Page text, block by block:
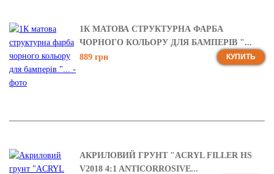
1К МАТОВА СТРУКТУРНА ФАРБА
ЧОРНОГО КОЛЬОРУ ДЛЯ БАМПЕРІВ "...
889 грн
КУПИТЬ
АКРИЛОВИЙ ГРУНТ "ACRYL FILLER HS
V2018 4:1 ANTICORROSIVE...